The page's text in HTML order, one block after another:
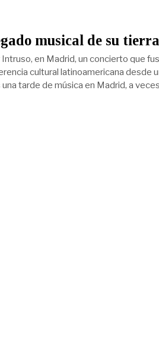
musical de su tierra
en Madrid, un concierto que
cultural latinoamericana desde
tarde de música en Madrid, a